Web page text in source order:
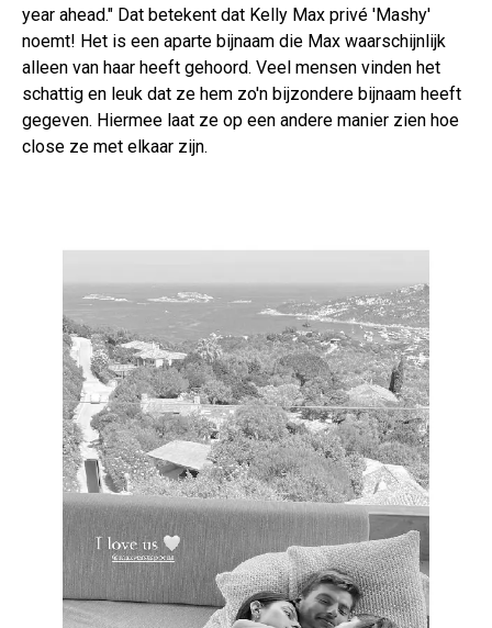
year ahead." Dat betekent dat Kelly Max privé 'Mashy'
noemt! Het is een aparte bijnaam die Max waarschijnlijk
alleen van haar heeft gehoord. Veel mensen vinden het
schattig en leuk dat ze hem zo'n bijzondere bijnaam heeft
gegeven. Hiermee laat ze op een andere manier zien hoe
close ze met elkaar zijn.